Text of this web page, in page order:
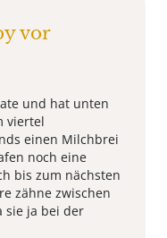
vor
und hat unten
viertel
einen Milchbrei
noch eine
bis zum nächsten
zähne zwischen
sie ja bei der